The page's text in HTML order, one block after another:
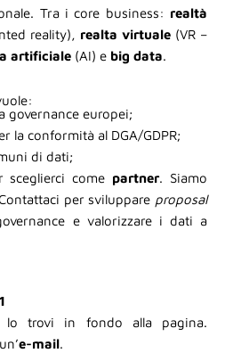
Tra i core business: realtà
reality), realta virtuale (VR –
artificiale (AI) e big data.
governance europei;
la conformità al DGA/GDPR;
di dati;
come partner. Siamo
per sviluppare proposal
e valorizzare i dati a
lo trovi in fondo alla pagina.
e-mail.